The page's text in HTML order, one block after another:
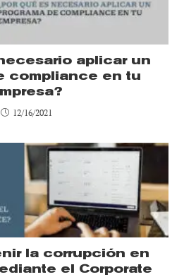
aplicar un
compliance en tu
12/16/2021
la corrupción en
el Corporate